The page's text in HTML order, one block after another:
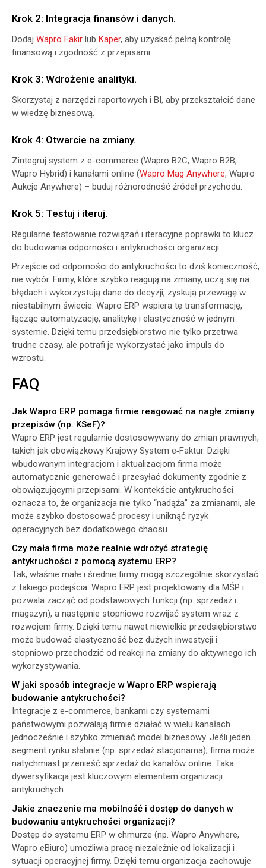
Krok 2: Integracja finansów i danych.
Dodaj Wapro Fakir lub Kaper, aby uzyskać pełną kontrolę
finansową i zgodność z przepisami.
Krok 3: Wdrożenie analityki.
Skorzystaj z narzędzi raportowych i BI, aby przekształcić dane
w wiedzę biznesową.
Krok 4: Otwarcie na zmiany.
Zintegruj system z e-commerce (Wapro B2C, Wapro B2B,
Wapro Hybrid) i kanałami online (Wapro Mag Anywhere, Wapro
Aukcje Anywhere) – buduj różnorodność źródeł przychodu.
Krok 5: Testuj i iteruj.
Regularne testowanie rozwiązań i iteracyjne poprawki to klucz
do budowania odporności i antykruchości organizacji.
Przejście od odporności do antykruchości to dziś konieczność,
nie wybór. Firmy, które szybko reagują na zmiany, uczą się na
błędach i wykorzystują dane do decyzji, zyskują przewagę w
niestabilnym świecie. Wapro ERP wspiera tę transformację,
łącząc automatyzację, analitykę i elastyczność w jednym
systemie. Dzięki temu przedsiębiorstwo nie tylko przetrwa
trudne czasy, ale potrafi je wykorzystać jako impuls do
wzrostu.
FAQ
Jak Wapro ERP pomaga firmie reagować na nagłe zmiany
przepisów (np. KSeF)?
Wapro ERP jest regularnie dostosowywany do zmian prawnych,
takich jak obowiązkowy Krajowy System e‑Faktur. Dzięki
wbudowanym integracjom i aktualizacjom firma może
automatycznie generować i przesyłać dokumenty zgodnie z
obowiązującymi przepisami. W kontekście antykruchości
oznacza to, że organizacja nie tylko “nadąża” za zmianami, ale
może szybko dostosować procesy i uniknąć ryzyk
operacyjnych bez dodatkowego chaosu.
Czy mała firma może realnie wdrożyć strategię
antykruchości z pomocą systemu ERP?
Tak, właśnie małe i średnie firmy mogą szczególnie skorzystać
z takiego podejścia. Wapro ERP jest projektowany dla MŚP i
pozwala zacząć od podstawowych funkcji (np. sprzedaż i
magazyn), a następnie stopniowo rozwijać system wraz z
rozwojem firmy. Dzięki temu nawet niewielkie przedsiębiorstwo
może budować elastyczność bez dużych inwestycji i
stopniowo przechodzić od reakcji na zmiany do aktywnego ich
wykorzystywania.
W jaki sposób integracje w Wapro ERP wspierają
budowanie antykruchości?
Integracje z e-commerce, bankami czy systemami
państwowymi pozwalają firmie działać w wielu kanałach
jednocześnie i szybko zmieniać model biznesowy. Jeśli jeden
segment rynku słabnie (np. sprzedaż stacjonarna), firma może
natychmiast przenieść sprzedaż do kanałów online. Taka
dywersyfikacja jest kluczowym elementem organizacji
antykruchych.
Jakie znaczenie ma mobilność i dostęp do danych w
budowaniu antykruchości organizacji?
Dostęp do systemu ERP w chmurze (np. Wapro Anywhere,
Wapro eBiuro) umożliwia pracę niezależnie od lokalizacji i
sytuacji operacyjnej firmy. Dzięki temu organizacja zachowuje